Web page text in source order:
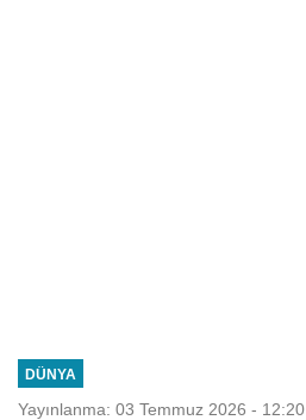
DÜNYA
Yayınlanma: 03 Temmuz 2026 - 12:20